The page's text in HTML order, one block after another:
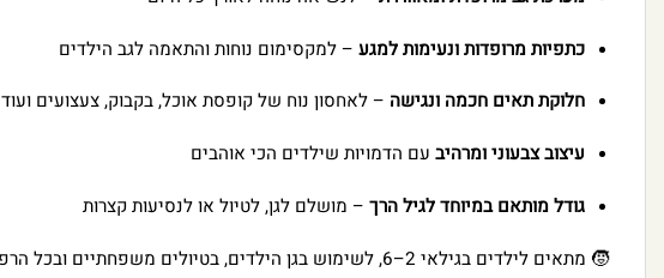
כתפיות מרופדות ונעימות למגע– למקסימום נוחות והתאמה לגב הילדים
חלוקת תאים חכמה ונגישה – לאחסון נוח של קופסת אוכל, בקבוק, צעצועים ועוד
עיצוב צבעוני ומרהיבעם הדמויות שילדים הכי אוהבים
גודל מותאם במיוחד לגיל הרך– מושלם לגן, לטיול או לנסיעות קצרות
🧒 מתאים לילדים בגילאי 2–6, לשימוש בגן הילדים, בטיולים משפחתיים ובכל הרפתקה.